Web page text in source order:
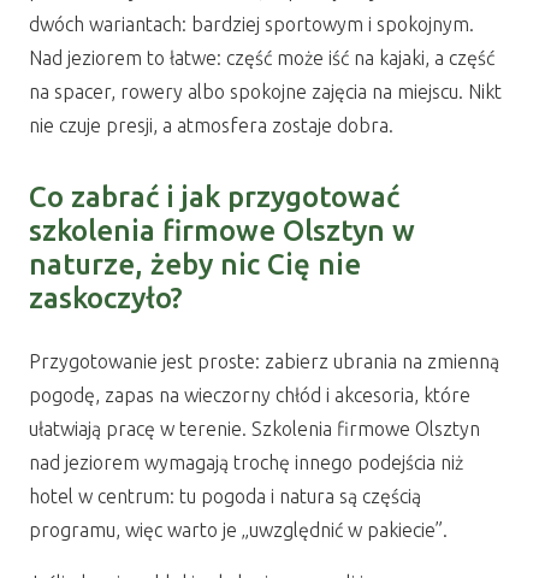
dwóch wariantach: bardziej sportowym i spokojnym.
Nad jeziorem to łatwe: część może iść na kajaki, a część
na spacer, rowery albo spokojne zajęcia na miejscu. Nikt
nie czuje presji, a atmosfera zostaje dobra.
Co zabrać i jak przygotować
szkolenia firmowe Olsztyn w
naturze, żeby nic Cię nie
zaskoczyło?
Przygotowanie jest proste: zabierz ubrania na zmienną
pogodę, zapas na wieczorny chłód i akcesoria, które
ułatwiają pracę w terenie. Szkolenia firmowe Olsztyn
nad jeziorem wymagają trochę innego podejścia niż
hotel w centrum: tu pogoda i natura są częścią
programu, więc warto je „uwzględnić w pakiecie”.